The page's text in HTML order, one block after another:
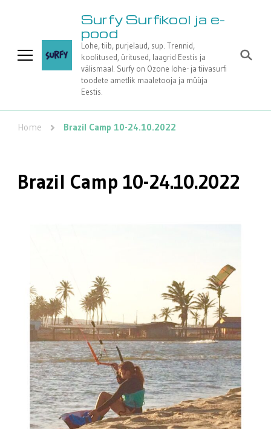
Surfy Surfikool ja e-
pood
Lohe, tiib, purjelaud, sup. Trennid,
koolitused, üritused, laagrid Eestis ja
välismaal. Surfy on Ozone lohe- ja tiivasurfi
toodete ametlik maaletooja ja müüja
Eestis.
Home Brazil Camp 10-24.10.2022
Brazil Camp 10-24.10.2022